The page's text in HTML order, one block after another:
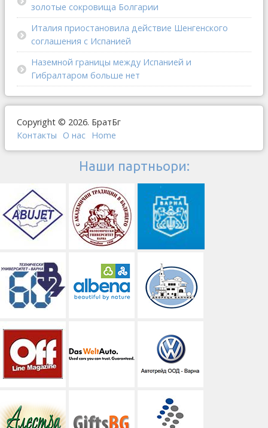
золотые сокровища Болгарии
Италия приостановила действие Шенгенского
соглашения с Испанией
Наземной границы между Испанией и
Гибралтаром больше нет
Copyright © 2026. БратБг
Контакты
О наc Home
Наши партньори: